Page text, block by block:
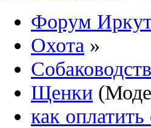
Форум
Охота »
Щенки
как